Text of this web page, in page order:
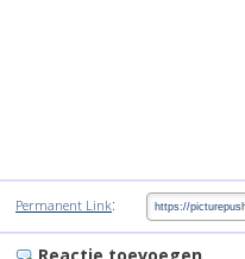
Permanent Link: